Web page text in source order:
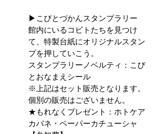
▶こびとづかんスタンプラリー
館内にいるコビトたちを見つけ
て、特製台紙にオリジナルスタン
プを押していこう。
スタンプラリーノベルティ：こび
とおなまえシール
※上記はセット販売となります。
個別の販売はございません。
★もれなくプレゼント：ホトケア
カバネ・ペーパーカチューシャ